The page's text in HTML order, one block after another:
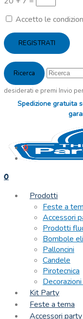
Accetto le
REGISTRATI
desiderati e premi Invio
Spedizione gratuita
0
0
Prodotti
Feste a
Accessori
Prodotti
Bombole
Palloncini
Candele
Pirotecnica
Kit Party
Feste a tema
Accessori party